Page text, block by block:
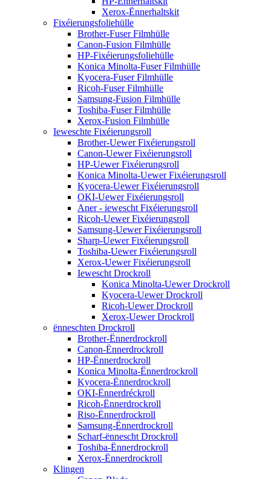
Xerox-Ënnerhaltskit
Fixéierungsfoliehülle
Brother-Fuser Filmhülle
Canon-Fusion Filmhülle
HP-Fixéierungsfoliehülle
Konica Minolta-Fuser Filmhülle
Kyocera-Fuser Filmhülle
Ricoh-Fuser Filmhülle
Samsung-Fusion Filmhülle
Toshiba-Fuser Filmhülle
Xerox-Fusion Filmhülle
Ieweschte Fixéierungsroll
Brother-Uewer Fixéierungsroll
Canon-Uewer Fixéierungsroll
HP-Uewer Fixéierungsroll
Konica Minolta-Uewer Fixéierungsroll
Kyocera-Uewer Fixéierungsroll
OKI-Uewer Fixéierungsroll
Aner - iewescht Fixéierungsroll
Ricoh-Uewer Fixéierungsroll
Samsung-Uewer Fixéierungsroll
Sharp-Uewer Fixéierungsroll
Toshiba-Uewer Fixéierungsroll
Xerox-Uewer Fixéierungsroll
Iewescht Drockroll
Konica Minolta-Uewer Drockroll
Kyocera-Uewer Drockroll
Ricoh-Uewer Drockroll
Xerox-Uewer Drockroll
ënneschten Drockroll
Brother-Ënnerdrockroll
Canon-Ënnerdrockroll
HP-Ënnerdrockroll
Konica Minolta-Ënnerdrockroll
Kyocera-Ënnerdrockroll
OKI-Ënnerdréckroll
Ricoh-Ënnerdrockroll
Riso-Ënnerdrockroll
Samsung-Ënnerdrockroll
Scharf-ënnescht Drockroll
Toshiba-Ënnerdrockroll
Xerox-Ënnerdrockroll
Klingen